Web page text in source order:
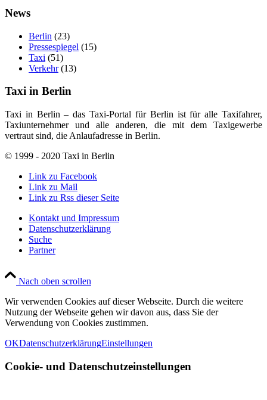
News
Berlin (23)
Pressespiegel (15)
Taxi (51)
Verkehr(13)
Taxi in Berlin
Taxi in Berlin – das Taxi-Portal für Berlin ist für alle Taxifahrer,
Taxiunternehmer und alle anderen, die mit dem Taxigewerbe
vertraut sind, die Anlaufadresse in Berlin.
© 1999 - 2020 Taxi in Berlin
Link zu Facebook
Link zu Mail
Link zu Rss dieser Seite
Kontakt und Impressum
Datenschutzerklärung
Suche
Partner
Nach oben scrollen
Wir verwenden Cookies auf dieser Webseite. Durch die weitere
Nutzung der Webseite gehen wir davon aus, dass Sie der
Verwendung von Cookies zustimmen.
OKDatenschutzerklärungEinstellungen
Cookie- und Datenschutzeinstellungen